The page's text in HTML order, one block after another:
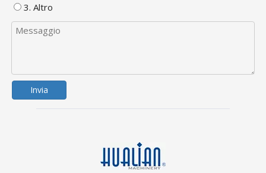
3. Altro
Invia